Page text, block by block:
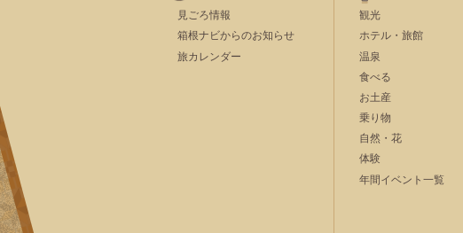
見ごろ情報
箱根ナビからのお知らせ
旅カレンダー
観光
ホテル・旅館
温泉
食べる
お土産
乗り物
自然・花
体験
年間イベント一覧